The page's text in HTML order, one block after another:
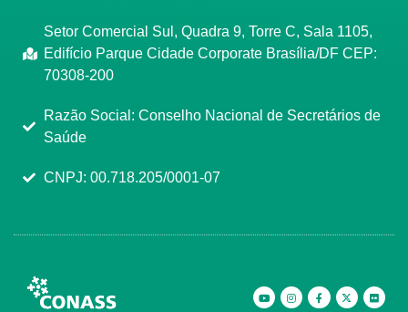
Setor Comercial Sul, Quadra 9, Torre C, Sala 1105,
Edifício Parque Cidade Corporate Brasília/DF CEP:
70308-200
Razão Social: Conselho Nacional de Secretários de
Saúde
CNPJ: 00.718.205/0001-07